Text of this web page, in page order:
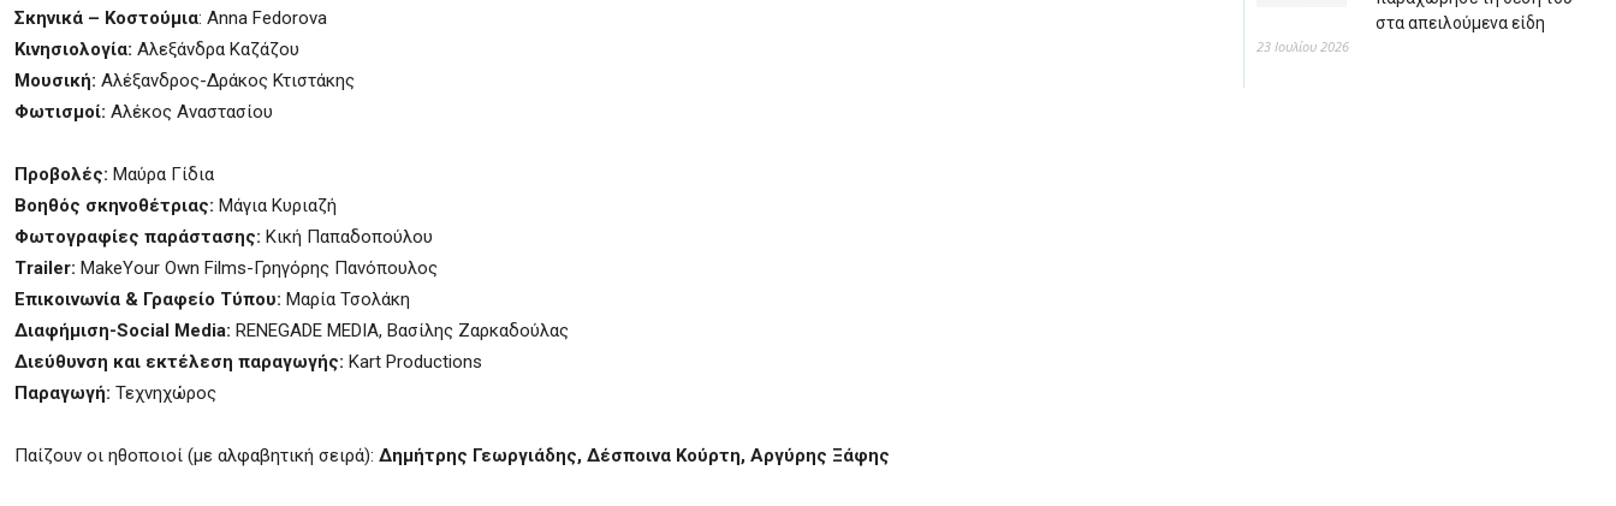
Σκηνικά – Κοστούμια: Anna Fedorova
Κινησιολογία: Αλεξάνδρα Καζάζου
Μουσική: Αλέξανδρος-Δράκος Κτιστάκης
Φωτισμοί: Αλέκος Αναστασίου
Προβολές: Μαύρα Γίδια
Βοηθός σκηνοθέτριας: Μάγια Κυριαζή
Φωτογραφίες παράστασης: Κική Παπαδοπούλου
Trailer: MakeYour Own Films-Γρηγόρης Πανόπουλος
Επικοινωνία & Γραφείο Τύπου: Μαρία Τσολάκη
Διαφήμιση-Social Media: RENEGADE MEDIA, Βασίλης Ζαρκαδούλας
Διεύθυνση και εκτέλεση παραγωγής: Kart Productions
Παραγωγή: Τεχνηχώρος
Παίζουν οι ηθοποιοί (με αλφαβητική σειρά): Δημήτρης Γεωργιάδης, Δέσποινα Κούρτη, Αργύρης Ξάφης
στα απειλούμενα είδη
23 Ιουλίου 2026